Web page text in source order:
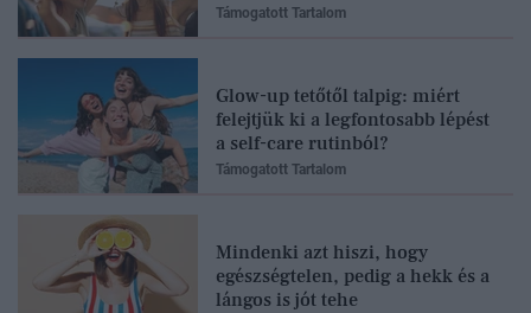
Támogatott Tartalom
Glow-up tetőtől talpig: miért
felejtjük ki a legfontosabb lépést
a self-care rutinból?
Támogatott Tartalom
Mindenki azt hiszi, hogy
egészségtelen, pedig a hekk és a
lángos is jót tehe